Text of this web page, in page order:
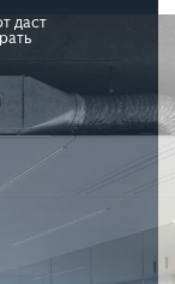
даст